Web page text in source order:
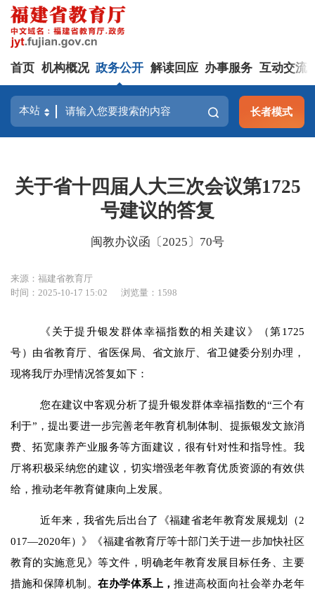
首页 机构概况 政务公开 解读回应 办事服务 互动交流
长者模式
关于省十四届人大三次会议第1725
号建议的答复
闽教办议函〔2025〕70号
来源：福建省教育厅
时间：2025-10-17 15:02
浏览量：1598
《关于提升银发群体幸福指数的相关建议》（第1725
号）由省教育厅、省医保局、省文旅厅、省卫健委分别办理，
现将我厅办理情况答复如下 ：
您在建议中客观分析了提升银发群体幸福指数的“三个有
利于”，提出要进一步完善老年教育机制体制、提振银发文旅消
费、拓宽康养产业服务等方面建议，很有针对性和指导性。我
厅将积极采纳您的建议，切实增强老年教育优质资源的有效供
给，推动老年教育健康向上发展。
近年来，我省先后出台了《福建省老年教育发展规划（2
017—2020年）》《福建省教育厅等十部门关于进一步加快社区
教育的实施意见》等文件，明确老年教育发展目标任务、主要
措施和保障机制。在办学体系上，推进高校面向社会举办老年